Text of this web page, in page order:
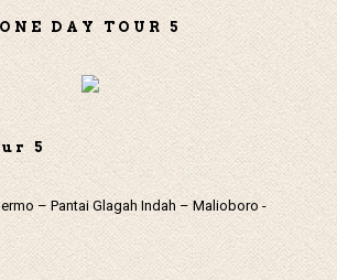
ONE DAY TOUR 5
5
– Pantai Glagah Indah – Malioboro -